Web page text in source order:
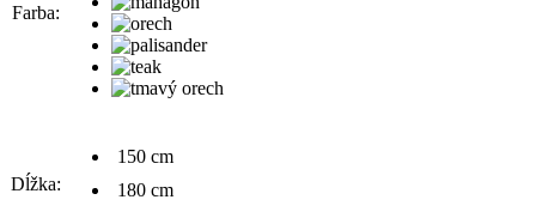
Farba
Dĺžka
150 cm
180 cm